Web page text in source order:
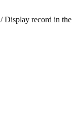
/ Display record in the